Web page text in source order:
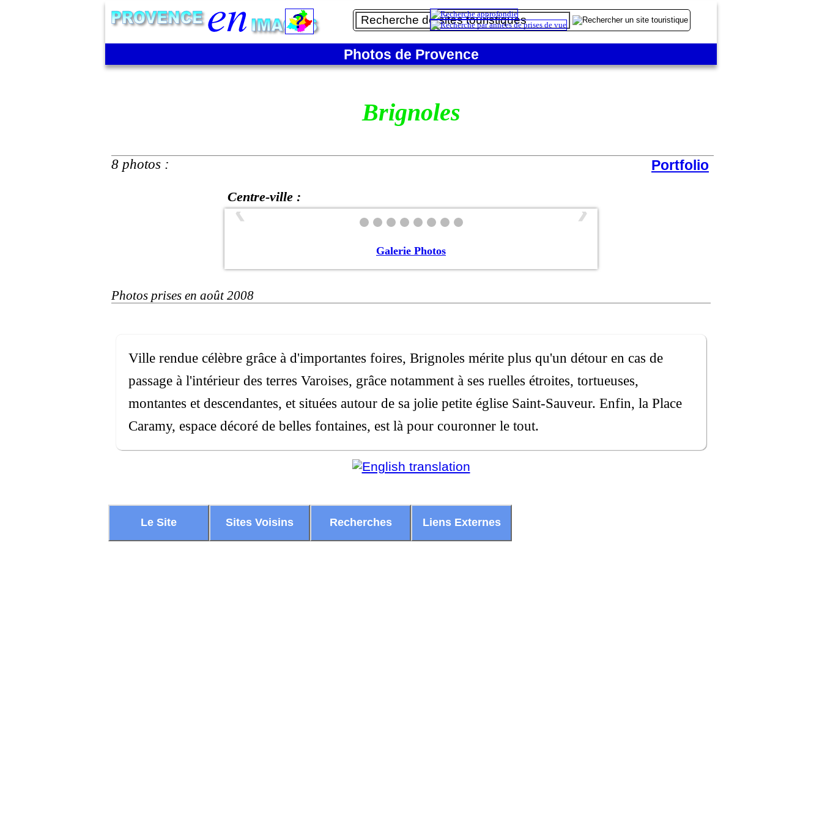
Photos de Provence
Brignoles
8 photos : Portfolio
Centre-ville :
❮ ❯
Galerie Photos
Photos prises en août 2008
Ville rendue célèbre grâce à d'importantes foires, Brignoles mérite plus qu'un détour en cas de
passage à l'intérieur des terres Varoises, grâce notamment à ses ruelles étroites, tortueuses,
montantes et descendantes, et situées autour de sa jolie petite église Saint-Sauveur. Enfin, la Place
Caramy, espace décoré de belles fontaines, est là pour couronner le tout.
Le Site Sites Voisins Recherches Liens Externes